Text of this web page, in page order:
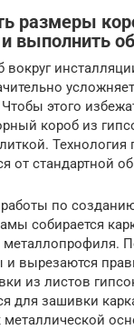
размеры
и выполнить
вокруг
этого
короб из
Технология
от стандартной
по
собирается
и вырезаются
из листов
для зашивки
металлической